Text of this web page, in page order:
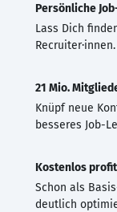
Persönliche
Lass Dich
Recruiter·innen.
21 Mio.
Knüpf neue
besseres Job-
Kostenlos
Schon als
deutlich